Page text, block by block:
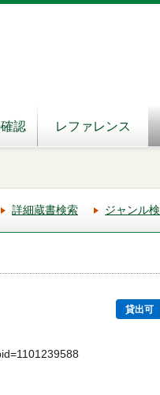
認 レファレンス
詳細蔵書検索 ジャンル
貸出可